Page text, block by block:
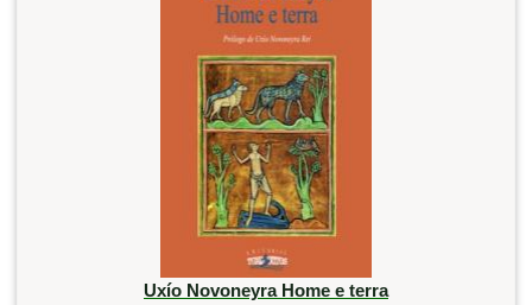
Uxío Novoneyra Home e terra